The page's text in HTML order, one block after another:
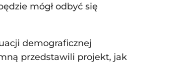
mógł odbyć się
demograficznej
przedstawili projekt, jak